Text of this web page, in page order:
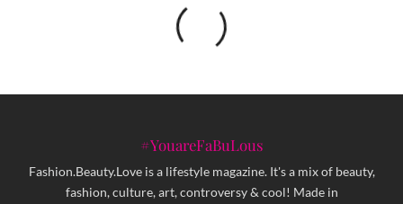
#YouareFaBuLous
Fashion.Beauty.Love is a lifestyle magazine. It's a mix of beauty,
fashion, culture, art, controversy & cool! Made in